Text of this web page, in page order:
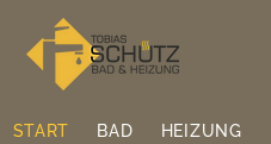
START BAD HEIZUNG